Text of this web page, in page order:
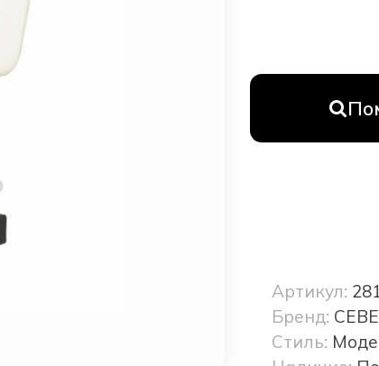
Артикул:
Бренд:
Стиль: